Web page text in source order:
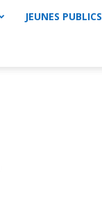
JEUNES PUBLICS